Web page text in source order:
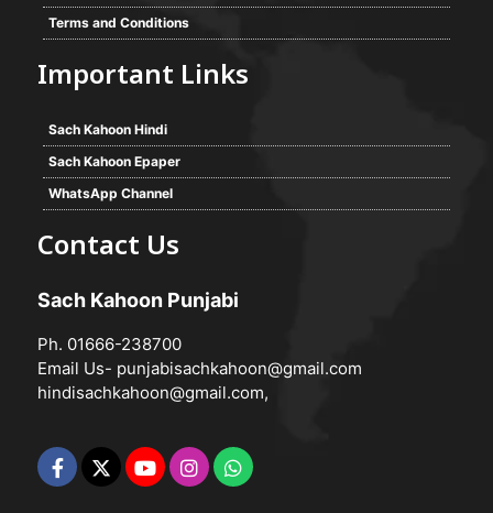
Terms and Conditions
Important Links
Sach Kahoon Hindi
Sach Kahoon Epaper
WhatsApp Channel
Contact Us
Sach Kahoon Punjabi
Ph. 01666-238700
Email Us- punjabisachkahoon@gmail.com
hindisachkahoon@gmail.com,